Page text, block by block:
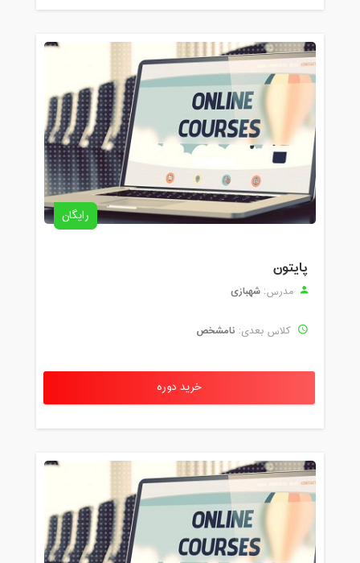
رایگان
پایتون
مدرس: شهبازی
کلاس بعدی: نامشخص
خرید دوره